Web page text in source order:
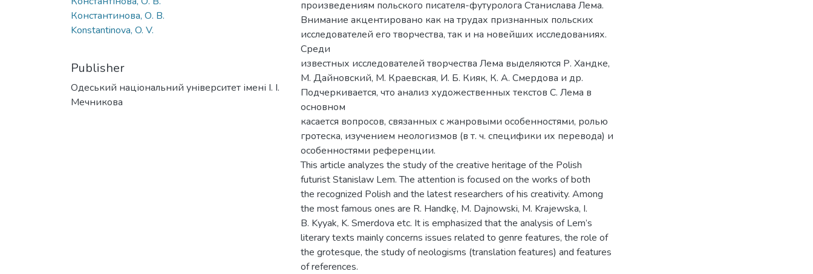
Константинова, О. В.
Konstantinova, O. V.
Publisher
Одеський національний університет імені І. І.
Мечникова
произведениям польского писателя-футуролога Станислава Лема.
Внимание акцентировано как на трудах признанных польских
исследователей его творчества, так и на новейших исследованиях.
Среди
известных исследователей творчества Лема выделяются Р. Хандке,
М. Дайновский, М. Краевская, И. Б. Кияк, К. А. Смердова и др.
Подчеркивается, что анализ художественных текстов С. Лема в
основном
касается вопросов, связанных с жанровыми особенностями, ролью
гротеска, изучением неологизмов (в т. ч. специфики их перевода) и
особенностями референции.
This article analyzes the study of the creative heritage of the Polish
futurist Stanislaw Lem. The attention is focused on the works of both
the recognized Polish and the latest researchers of his creativity. Among
the most famous ones are R. Handkę, M. Dajnowski, M. Krajewska, I.
B. Kyyak, K. Smerdova etc. It is emphasized that the analysis of Lem’s
literary texts mainly concerns issues related to genre features, the role of
the grotesque, the study of neologisms (translation features) and features
of references.